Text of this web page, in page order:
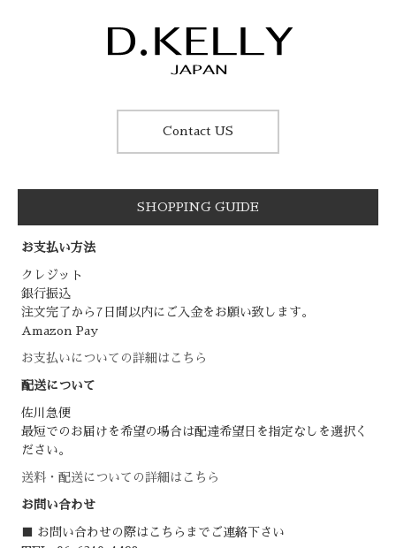
Contact US
SHOPPING GUIDE
お支払い方法
クレジット
銀行振込
注文完了から7日間以内にご入金をお願い致します。
Amazon Pay
お支払いについての詳細はこちら
配送について
佐川急便
最短でのお届けを希望の場合は配達希望日を指定なしを選択く
ださい。
送料・配送についての詳細はこちら
お問い合わせ
■ お問い合わせの際はこちらまでご連絡下さい